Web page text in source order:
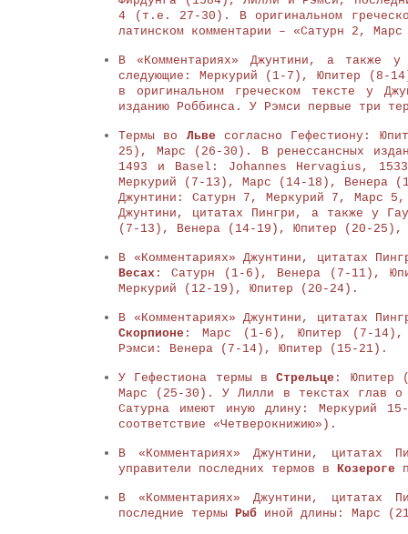
4 (т.е. 27-30). В оригинальном
латинском комментарии – «Сатурн 2,
В «Комментариях» Джунтини, а также
следующие: Меркурий (1-7), Юпитер (8-
в оригинальном греческом тексте у
изданию Роббинса. У Рэмси первые три
Термы во Львесогласно Гефестиону:
25), Марс (26-30). В ренессансных
1493 и Basel: Johannes Hervagius,
Меркурий (7-13), Марс (14-18), Венера
Джунтини: Сатурн 7, Меркурий 7, Марс
Джунтини, цитатах Пингри, а также у
(7-13), Венера (14-19), Юпитер (20-
В «Комментариях» Джунтини, цитатах
Весах : Сатурн (1-6), Венера (7-11),
Меркурий (12-19), Юпитер (20-24).
В «Комментариях» Джунтини, цитатах
Скорпионе : Марс (1-6), Юпитер (7-14),
Рэмси: Венера (7-14), Юпитер (15-21).
У Гефестиона термы вСтрельце : Юпитер
Марс (25-30). У Лилли в текстах глав о
Сатурна имеют иную длину: Меркурий
соответствие «Четверокнижию»).
В «Комментариях» Джунтини, цитатах
управители последних термов в Козероге
В «Комментариях» Джунтини,
последние термы Рыб иной длины: Марс